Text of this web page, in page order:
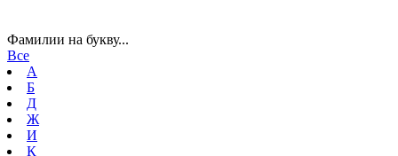
Фамилии на букву...
Все
А
Б
Д
Ж
И
К